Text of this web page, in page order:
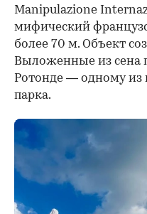
00:00
Manipulazione
мифический
более 70 м. Объект
Выложенные из сена
Ротонде — одному из
парка.